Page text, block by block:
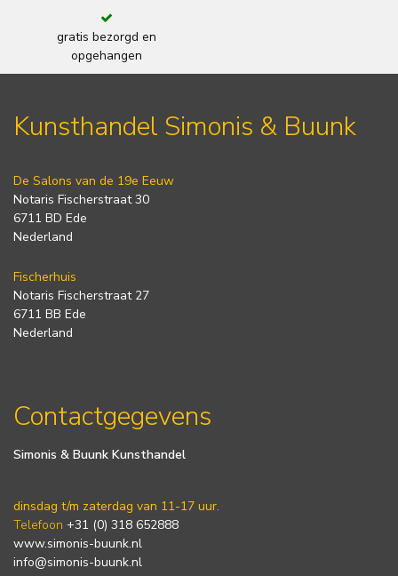
gratis bezorgd en
opgehangen
Kunsthandel Simonis & Buunk
De Salons van de 19e Eeuw
Notaris Fischerstraat 30
6711 BD Ede
Nederland
Fischerhuis
Notaris Fischerstraat 27
6711 BB Ede
Nederland
Contactgegevens
Simonis & Buunk Kunsthandel
dinsdag t/m zaterdag van 11-17 uur.
Telefoon +31 (0) 318 652888
www.simonis-buunk.nl
info@simonis-buunk.nl